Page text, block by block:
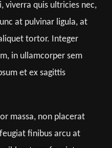
viverra quis ultricies nec,
at pulvinar ligula, at
tortor. Integer
in ullamcorper sem
et ex sagittis
massa, non placerat
finibus arcu at